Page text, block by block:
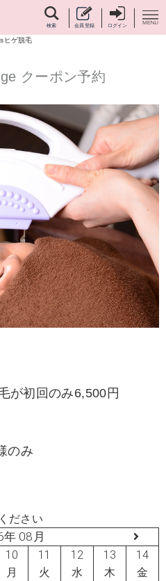
検索 会員登録 ログイン
ヒゲ脱毛
クーポン予約
が初回のみ6,500円
のみ
ださい
08月
10
月
11
火
12
水
13
木
14
金